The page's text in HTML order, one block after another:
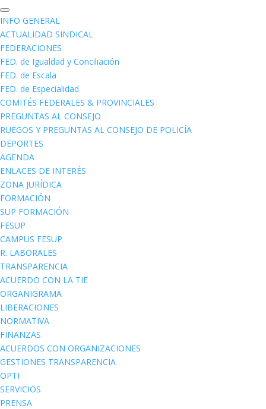
INFO GENERAL
ACTUALIDAD SINDICAL
FEDERACIONES
FED. de Igualdad y Conciliación
FED. de Escala
FED. de Especialidad
COMITÉS FEDERALES & PROVINCIALES
PREGUNTAS AL CONSEJO
RUEGOS Y PREGUNTAS AL CONSEJO DE POLICÍA
DEPORTES
AGENDA
ENLACES DE INTERÉS
ZONA JURÍDICA
FORMACIÓN
SUP FORMACIÓN
FESUP
CAMPUS FESUP
R. LABORALES
TRANSPARENCIA
ACUERDO CON LA TIE
ORGANIGRAMA
LIBERACIONES
NORMATIVA
FINANZAS
ACUERDOS CON ORGANIZACIONES
GESTIONES TRANSPARENCIA
OPTI
SERVICIOS
PRENSA